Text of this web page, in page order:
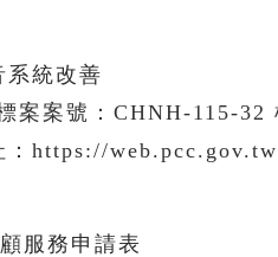
統改善
案案號：CHNH-115-32
：https://
服務申請表